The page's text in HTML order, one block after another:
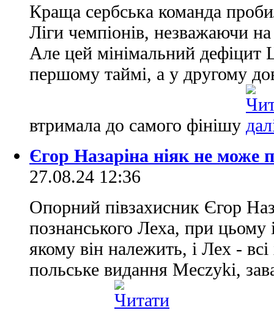
Краща сербська команда
Ліги чемпіонів, незважаючи
Але цей мінімальний дефіцит
першому таймі, а у другому
втримала до самого фінішу
Єгор Назаріна ніяк не може
27.08.24 12:36
Опорний півзахисник Єгор
познанського Леха, при цьому
якому він належить, і Лех -
польське видання Meczyki,